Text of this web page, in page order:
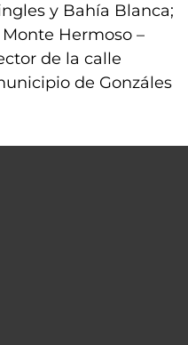
y Bahía Blanca;
Hermoso –
de la calle
de Gonzáles